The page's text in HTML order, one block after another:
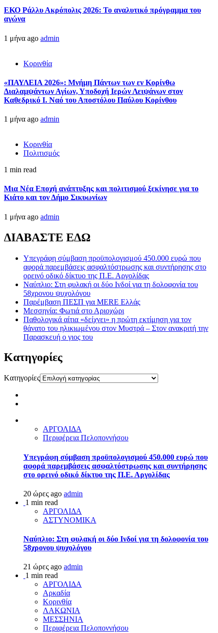
ΕΚΟ Ράλλυ Ακρόπολις 2026: Το αναλυτικό πρόγραμμα του
αγώνα
1 μήνα ago admin
Κορινθία
«ΠΑΥΛΕΙΑ 2026»: Μνήμη Πάντων των εν Κορίνθω
Διαλαμψάντων Αγίων, Υποδοχή Ιερών Λειψάνων στον
Καθεδρικό Ι. Ναό του Αποστόλου Παύλου Κορίνθου
1 μήνα ago admin
Κορινθία
Πολιτισμός
1 min read
Μια Νέα Εποχή ανάπτυξης και πολιτισμού ξεκίνησε για το
Κιάτο και τον Δήμο Σικυωνίων
1 μήνα ago admin
ΔΙΑΒΑΣΤΕ ΕΔΩ
Υπεγράφη σύμβαση προϋπολογισμού 450.000 ευρώ που
αφορά παρεμβάσεις ασφαλτόστρωσης και συντήρησης στο
ορεινό οδικό δίκτυο της Π.Ε. Αργολίδας
Ναύπλιο: Στη φυλακή οι δύο Ινδοί για τη δολοφονία του
58χρονου ψυχολόγου
Παρέμβαση ΠΕΣΠ για MERE Ελλάς
Μεσσηνία: Φωτιά στο Αριοχώρι
Παθολογικά αίτια «δείχνει» η πρώτη εκτίμηση για τον
θάνατο του ηλικιωμένου στον Μυστρά – Στον ανακριτή την
Παρασκευή ο γιος του
Kατηγορίες
Kατηγορίες
ΑΡΓΟΛΙΔΑ
Περιφέρεια Πελοποννήσου
Υπεγράφη σύμβαση προϋπολογισμού 450.000 ευρώ που
αφορά παρεμβάσεις ασφαλτόστρωσης και συντήρησης
στο ορεινό οδικό δίκτυο της Π.Ε. Αργολίδας
20 ώρες ago admin
1 min read
ΑΡΓΟΛΙΔΑ
ΑΣΤΥΝΟΜΙΚΑ
Ναύπλιο: Στη φυλακή οι δύο Ινδοί για τη δολοφονία του
58χρονου ψυχολόγου
21 ώρες ago admin
1 min read
ΑΡΓΟΛΙΔΑ
Αρκαδία
Κορινθία
ΛΑΚΩΝΙΑ
ΜΕΣΣΗΝΙΑ
Περιφέρεια Πελοποννήσου